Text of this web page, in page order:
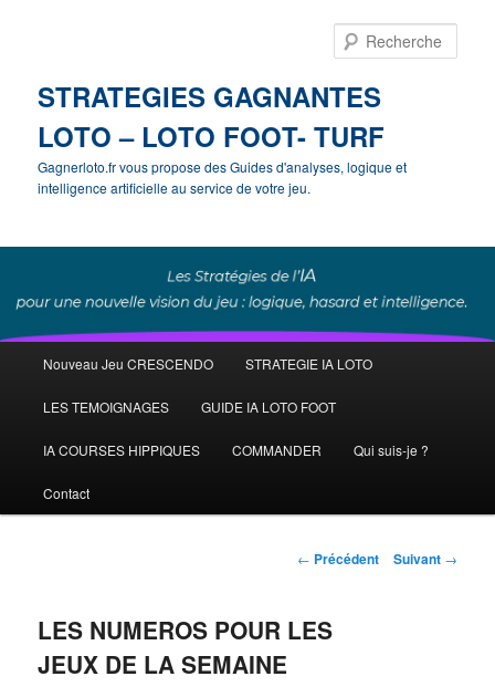
STRATEGIES GAGNANTES
LOTO – LOTO FOOT- TURF
Gagnerloto.fr vous propose des Guides d'analyses, logique et
intelligence artificielle au service de votre jeu.
principal
Aller
au
contenu
Nouveau Jeu CRESCENDO STRATEGIE IA LOTO
LES TEMOIGNAGES GUIDE IA LOTO FOOT
IA COURSES HIPPIQUES COMMANDER Qui suis-je ?
Contact
Navigation
← Précédent Suivant →
LES NUMEROS POUR LES
JEUX DE LA SEMAINE